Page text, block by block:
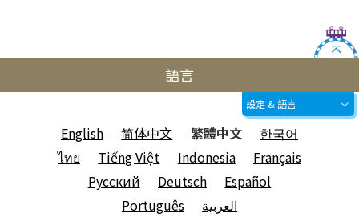
語言
設定 & 語言
English 简体中文 繁體中文
한국어
ไทย
Tiếng Việt Indonesia
Français
Русский
Deutsch
Español
Português
العربية